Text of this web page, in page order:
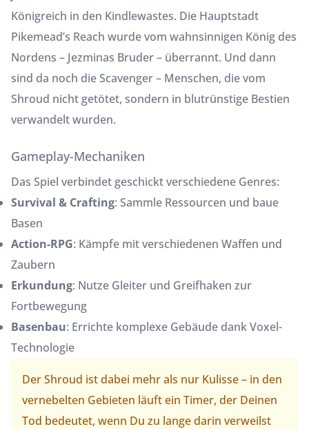
Königreich in den Kindlewastes. Die Hauptstadt
Pikemead’s Reach wurde vom wahnsinnigen König des
Nordens – Jezminas Bruder – überrannt. Und dann
sind da noch die Scavenger – Menschen, die vom
Shroud nicht getötet, sondern in blutrünstige Bestien
verwandelt wurden.
Gameplay-Mechaniken
Das Spiel verbindet geschickt verschiedene Genres:
Survival & Crafting: Sammle Ressourcen und baue
Basen
Action-RPG: Kämpfe mit verschiedenen Waffen und
Zaubern
Erkundung: Nutze Gleiter und Greifhaken zur
Fortbewegung
Basenbau: Errichte komplexe Gebäude dank Voxel-
Technologie
Der Shroud ist dabei mehr als nur Kulisse – in den
vernebelten Gebieten läuft ein Timer, der Deinen
Tod bedeutet, wenn Du zu lange darin verweilst